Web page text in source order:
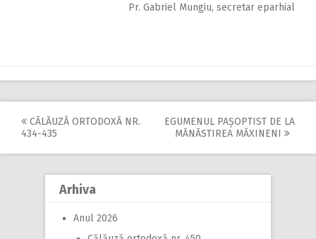
Pr. Gabriel Mungiu, secretar eparhial
Post
navigation
CĂLĂUZĂ ORTODOXĂ NR.
434-435
EGUMENUL PAȘOPTIST DE LA
MĂNĂSTIREA MĂXINENI
Arhiva
Anul 2026